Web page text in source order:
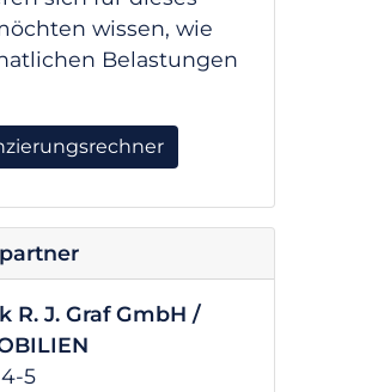
wissen, wie
Belastungen
R. J. Graf GmbH /
5